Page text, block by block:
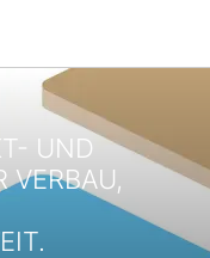
UND
VERBAU,